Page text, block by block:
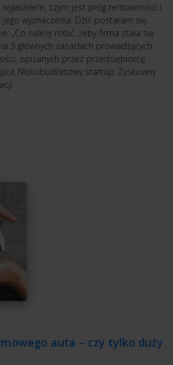
czym jest próg rentowności i
jego wyznaczenia. Dziś postaram się
„Co należy robić, żeby firma stała się
3 głównych zasadach prowadzących
opisanych przez przedsiębiorcę
Niskobudżetowy startup. Zyskowny
auta – czy tylko duży